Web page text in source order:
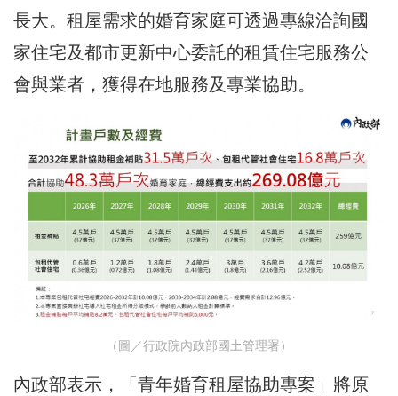
長大。租屋需求的婚育家庭可透過專線洽詢國
家住宅及都市更新中心委託的租賃住宅服務公
會與業者，獲得在地服務及專業協助。
（圖／行政院內政部國土管理署）
內政部表示，「青年婚育租屋協助專案」將原